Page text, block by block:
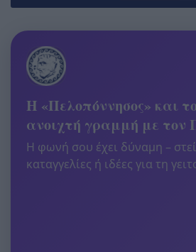
Η «Πελοπόννησος» και
ανοιχτή γραμμή με τον
Η φωνή σου έχει δύναμη –
καταγγελίες ή ιδέες για τη